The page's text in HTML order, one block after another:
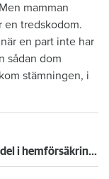
mamman
en tredskodom.
en part inte har
sådan dom
stämningen, i
Ansvarsskyddet – en viktig del i hemförsäkringen